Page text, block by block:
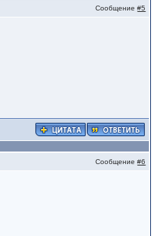
Сообщение#5
Сообщение#6